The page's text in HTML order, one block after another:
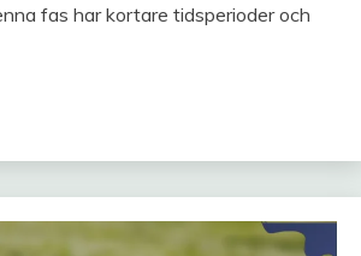
fas har kortare tidsperioder och